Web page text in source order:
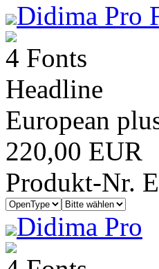
Didima Pro
4 Fonts
Headline
European
220,00 EUR
Produkt-Nr.
Didima Pro